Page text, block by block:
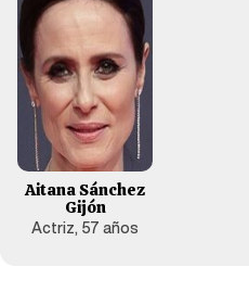
Aitana Sánchez
Gijón
Actriz, 57 años